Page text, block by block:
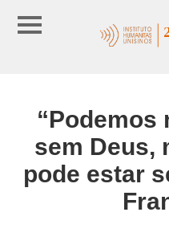
“Podemos
sem Deus,
pode estar